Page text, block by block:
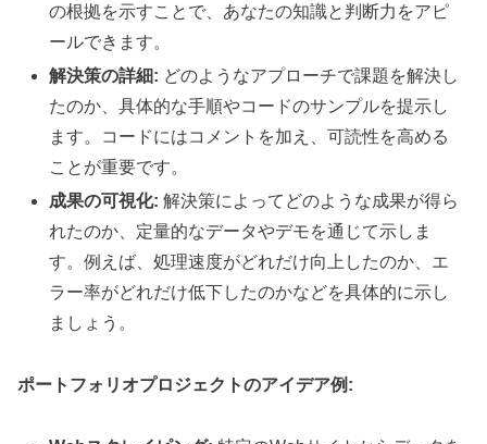
の根拠を示すことで、あなたの知識と判断力をアピ
ールできます。
解決策の詳細: どのようなアプローチで課題を解決し
たのか、具体的な手順やコードのサンプルを提示し
ます。コードにはコメントを加え、可読性を高める
ことが重要です。
成果の可視化: 解決策によってどのような成果が得ら
れたのか、定量的なデータやデモを通じて示しま
す。例えば、処理速度がどれだけ向上したのか、エ
ラー率がどれだけ低下したのかなどを具体的に示し
ましょう。
ポートフォリオプロジェクトのアイデア例: